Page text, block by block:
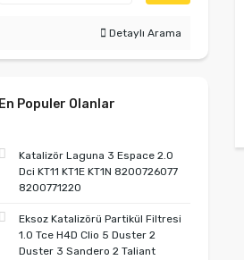
Detaylı Arama
En Populer Olanlar
Katalizör Laguna 3 Espace 2.0
Dci KT11 KT1E KT1N 8200726077
8200771220
Eksoz Katalizörü Partikül Filtresi
1.0 Tce H4D Clio 5 Duster 2
Duster 3 Sandero 2 Taliant